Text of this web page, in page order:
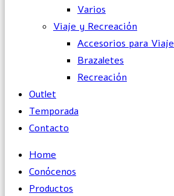
Varios
Viaje y Recreación
Accesorios para Viaje
Brazaletes
Recreación
Outlet
Temporada
Contacto
Home
Conócenos
Productos